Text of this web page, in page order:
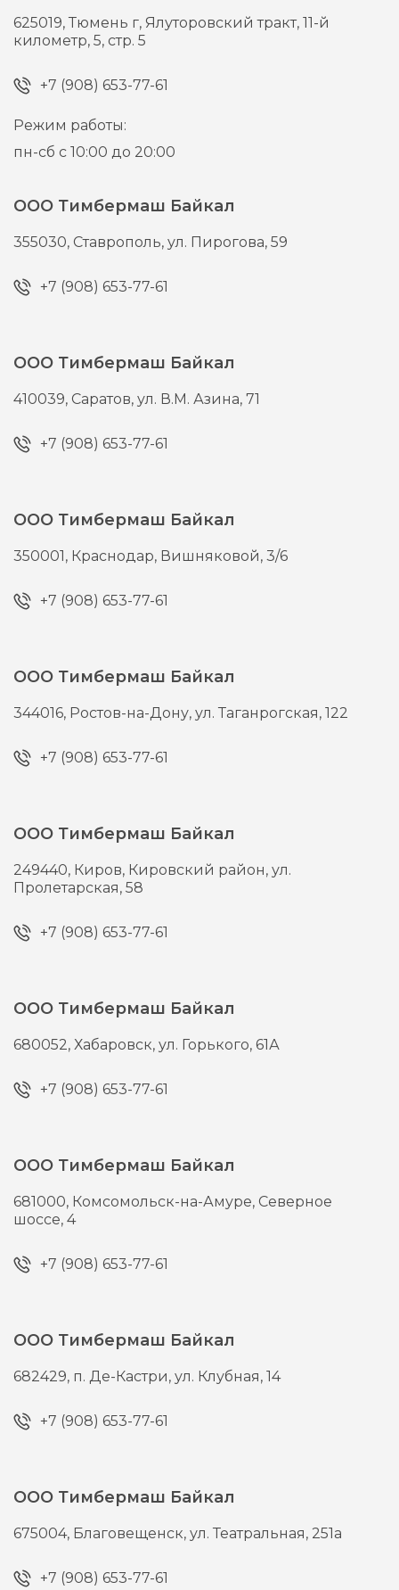
625019,Тюмень г, Ялуторовский тракт, 11-й
километр, 5, стр. 5
+7 (908) 653-77-61
Режим работы:
пн-сб с 10:00 до 20:00
ООО Тимбермаш Байкал
355030, Ставрополь,ул. Пирогова, 59
+7 (908) 653-77-61
ООО Тимбермаш Байкал
410039, Саратов,ул. В.М. Азина, 71
+7 (908) 653-77-61
ООО Тимбермаш Байкал
350001, Краснодар, Вишняковой, 3/6
+7 (908) 653-77-61
ООО Тимбермаш Байкал
344016, Ростов-на-Дону,ул. Таганрогская, 122
+7 (908) 653-77-61
ООО Тимбермаш Байкал
249440, Киров, Кировский район, ул.
Пролетарская, 58
+7 (908) 653-77-61
ООО Тимбермаш Байкал
680052,Хабаровск,ул. Горького, 61А
+7 (908) 653-77-61
ООО Тимбермаш Байкал
681000, Комсомольск-на-Амуре, Северное
шоссе, 4
+7 (908) 653-77-61
ООО Тимбермаш Байкал
682429, п. Де-Кастри,ул. Клубная, 14
+7 (908) 653-77-61
ООО Тимбермаш Байкал
675004, Благовещенск,ул. Театральная, 251а
+7 (908) 653-77-61